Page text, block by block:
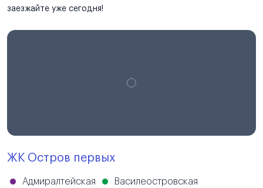
заезжайте уже сегодня!
ЖК Остров первых
Адмиралтейская Василеостровская